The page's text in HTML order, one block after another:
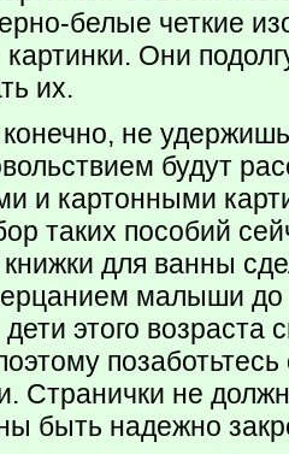
белые четкие
Они
их.
не
будут
и картонными
таких пособий
книжки для ванны
малыши до
дети этого возраста
позаботьтесь
Странички не
быть надежно